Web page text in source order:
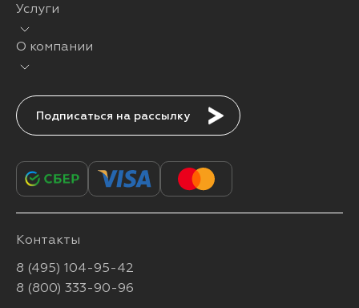
Услуги
О компании
Подписаться
Контакты
8 (495) 104-95-42
8 (800) 333-90-96